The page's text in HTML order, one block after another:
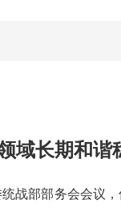
域长期和谐
战部部务会会议